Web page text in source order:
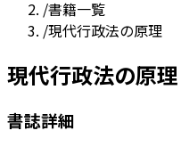
/書籍一覧
/現代行政法の原理
現代行政法の原理
書誌詳細